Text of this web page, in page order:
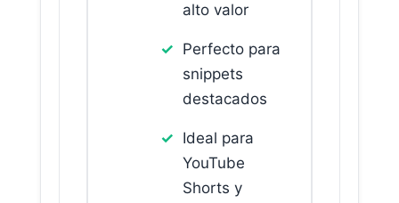
alto valor
Perfecto para
snippets
destacados
Ideal para
YouTube
Shorts y